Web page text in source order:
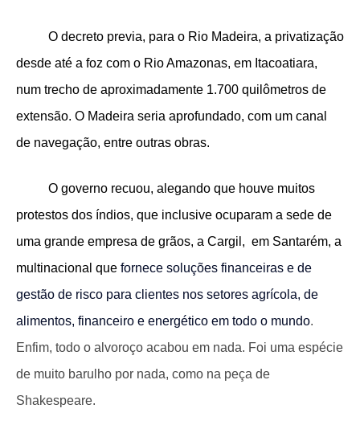
O decreto previa, para o Rio Madeira, a privatização
desde até a foz com o Rio Amazonas, em Itacoatiara,
num trecho de aproximadamente 1.700 quilômetros de
extensão. O Madeira seria aprofundado, com um canal
de navegação, entre outras obras.
O governo recuou, alegando que houve muitos
protestos dos índios, que inclusive ocuparam a sede de
uma grande empresa de grãos, a Cargil, em Santarém, a
multinacional que fornece soluções financeiras e de
gestão de risco para clientes nos setores agrícola, de
alimentos, financeiro e energético em todo o mundo.
Enfim, todo o alvoroço acabou em nada. Foi uma espécie
de muito barulho por nada, como na peça de
Shakespeare.